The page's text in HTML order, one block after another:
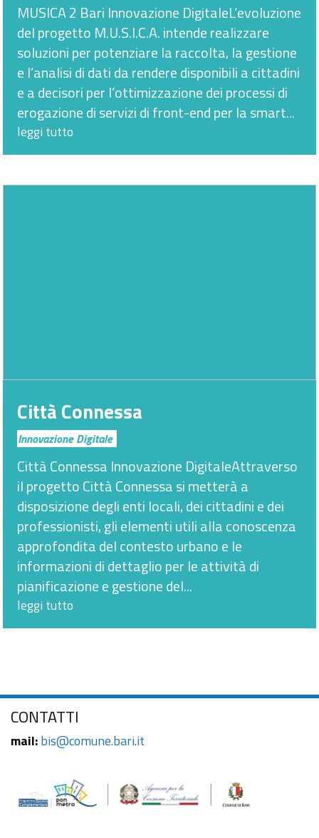
MUSICA 2 Bari Innovazione DigitaleL’evoluzione
del progetto M.U.S.I.C.A. intende realizzare
soluzioni per potenziare la raccolta, la gestione
e l’analisi di dati da rendere disponibili a cittadini
e a decisori per l’ottimizzazione dei processi di
erogazione di servizi di front-end per la smart...
leggi tutto
Città Connessa
Innovazione Digitale
Città Connessa Innovazione DigitaleAttraverso
il progetto Città Connessa si metterà a
disposizione degli enti locali, dei cittadini e dei
professionisti, gli elementi utili alla conoscenza
approfondita del contesto urbano e le
informazioni di dettaglio per le attività di
pianificazione e gestione del...
leggi tutto
CONTATTI
mail:bis@comune.bari.it